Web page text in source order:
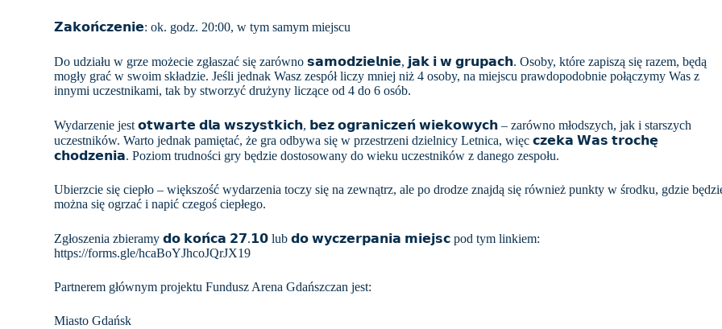
𝗭𝗮𝗸𝗼𝗻́𝗰𝘇𝗲𝗻𝗶𝗲: ok. godz. 20:00, w tym samym miejscu
Do udziału w grze możecie zgłaszać się zarówno 𝘀𝗮𝗺𝗼𝗱𝘇𝗶𝗲𝗹𝗻𝗶𝗲, 𝗷𝗮𝗸 𝗶 𝘄 𝗴𝗿𝘂𝗽𝗮𝗰𝗵. Osoby, które zapiszą się razem, będą
mogły grać w swoim składzie. Jeśli jednak Wasz zespół liczy mniej niż 4 osoby, na miejscu prawdopodobnie połączymy Was z
innymi uczestnikami, tak by stworzyć drużyny liczące od 4 do 6 osób.
Wydarzenie jest 𝗼𝘁𝘄𝗮𝗿𝘁𝗲 𝗱𝗹𝗮 𝘄𝘀𝘇𝘆𝘀𝘁𝗸𝗶𝗰𝗵, 𝗯𝗲𝘇 𝗼𝗴𝗿𝗮𝗻𝗶𝗰𝘇𝗲𝗻́ 𝘄𝗶𝗲𝗸𝗼𝘄𝘆𝗰𝗵 – zarówno młodszych, jak i starszych
uczestników. Warto jednak pamiętać, że gra odbywa się w przestrzeni dzielnicy Letnica, więc 𝗰𝘇𝗲𝗸𝗮 𝗪𝗮𝘀 𝘁𝗿𝗼𝗰𝗵𝗲̨
𝗰𝗵𝗼𝗱𝘇𝗲𝗻𝗶𝗮. Poziom trudności gry będzie dostosowany do wieku uczestników z danego zespołu.
Ubierzcie się ciepło – większość wydarzenia toczy się na zewnątrz, ale po drodze znajdą się również punkty w środku, gdzie
można się ogrzać i napić czegoś ciepłego.
Zgłoszenia zbieramy 𝗱𝗼 𝗸𝗼𝗻́𝗰𝗮 𝟮𝟳.𝟭𝟬 lub 𝗱𝗼 𝘄𝘆𝗰𝘇𝗲𝗿𝗽𝗮𝗻𝗶𝗮 𝗺𝗶𝗲𝗷𝘀𝗰 pod tym linkiem:
https://forms.gle/hcaBoYJhcoJQrJX19
Partnerem głównym projektu Fundusz Arena Gdańszczan jest:
Miasto Gdańsk